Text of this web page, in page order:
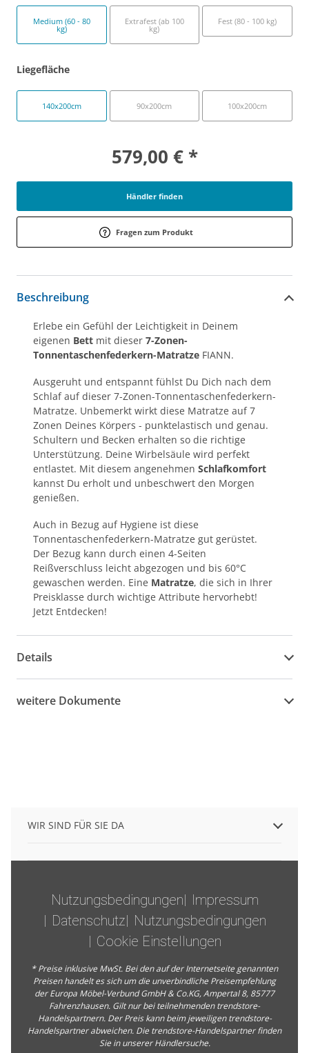
Medium (60 - 80
kg)
Extrafest (ab 100
kg)
Fest (80 - 100 kg)
Liegefläche
140x200cm 90x200cm 100x200cm
579,00 € *
Händler finden
Fragen zum Produkt
Beschreibung
Erlebe ein Gefühl der Leichtigkeit in Deinem
eigenen Bett mit dieser 7-Zonen-
Tonnentaschenfederkern-Matratze FIANN.
Ausgeruht und entspannt fühlst Du Dich nach dem
Schlaf auf dieser 7-Zonen-Tonnentaschenfederkern-
Matratze. Unbemerkt wirkt diese Matratze auf 7
Zonen Deines Körpers - punktelastisch und genau.
Schultern und Becken erhalten so die richtige
Unterstützung. Deine Wirbelsäule wird perfekt
entlastet. Mit diesem angenehmen Schlafkomfort
kannst Du erholt und unbeschwert den Morgen
genießen.
Auch in Bezug auf Hygiene ist diese
Tonnentaschenfederkern-Matratze gut gerüstet.
Der Bezug kann durch einen 4-Seiten
Reißverschluss leicht abgezogen und bis 60°C
gewaschen werden. Eine Matratze, die sich in Ihrer
Preisklasse durch wichtige Attribute hervorhebt!
Jetzt Entdecken!
Details
weitere Dokumente
WIR SIND FÜR SIE DA
Nutzungsbedingungen
Impressum
Datenschutz
Nutzungsbedingungen
Cookie Einstellungen
* Preise inklusive MwSt. Bei den auf der Internetseite genannten
Preisen handelt es sich um die unverbindliche Preisempfehlung
der Europa Möbel-Verbund GmbH & Co.KG, Ampertal 8, 85777
Fahrenzhausen. Gilt nur bei teilnehmenden trendstore-
Handelspartnern. Der Preis kann beim jeweiligen trendstore-
Handelspartner abweichen. Die trendstore-Handelspartner finden
Sie in unsererHändlersuche.